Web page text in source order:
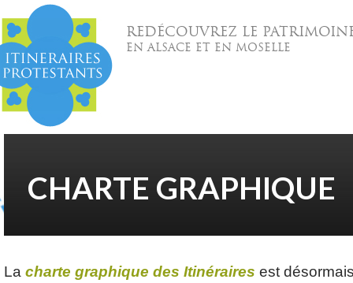
REDÉCOUVREZ LE
EN ALSACE ET EN MOSELLE
CHARTE GRAPHIQUE
La charte graphique des Itinéraires est